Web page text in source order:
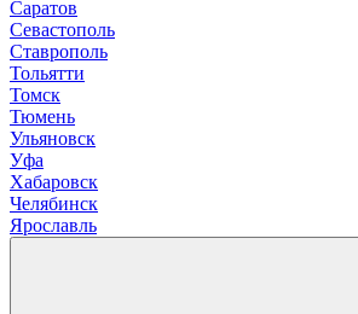
Саратов
Севастополь
Ставрополь
Тольятти
Томск
Тюмень
Ульяновск
Уфа
Хабаровск
Челябинск
Ярославль